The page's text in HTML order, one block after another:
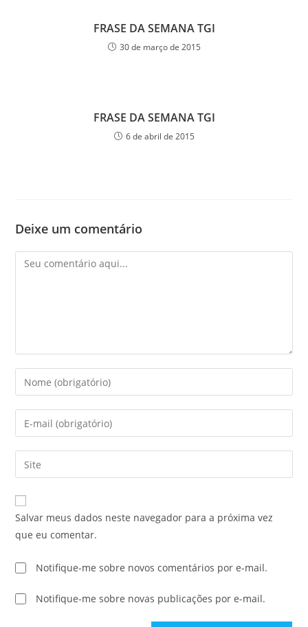
FRASE DA SEMANA TGI
30 de março de 2015
FRASE DA SEMANA TGI
6 de abril de 2015
Deixe um comentário
Salvar meus dados neste navegador para a próxima vez
que eu comentar.
Notifique-me sobre novos comentários por e-mail.
Notifique-me sobre novas publicações por e-mail.